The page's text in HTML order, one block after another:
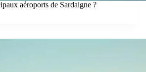
aéroports de Sardaigne ?